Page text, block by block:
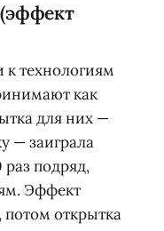
к технологиям
как
для них —
— заиграла
раз подряд,
Эффект
потом открытка